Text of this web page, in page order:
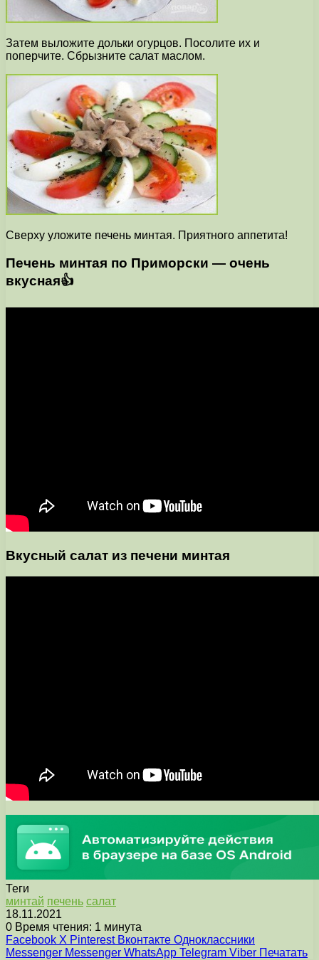
Затем выложите дольки огурцов. Посолите их и
поперчите. Сбрызните салат маслом.
Сверху уложите печень минтая. Приятного аппетита!
Печень минтая по Приморски — очень
вкусная👍
Вкусный салат из печени минтая
Теги
минтай печень салат
18.11.2021
0 Время чтения: 1 минута
Facebook X Pinterest Вконтакте Одноклассники
Messenger Messenger WhatsApp Telegram Viber Печатать